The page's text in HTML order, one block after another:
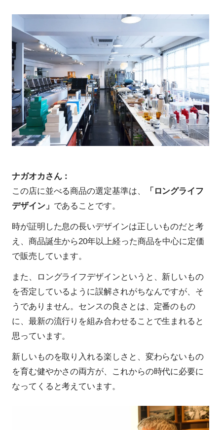
ナガオカさん：
この店に並べる商品の選定基準は、
「ロングライフ
デザイン」 であることです。
時が証明した息の長いデザインは正しいものだと考
え、商品誕生から20年以上経った商品を中心に定価
で販売しています。
また、ロングライフデザインというと、新しいもの
を否定しているように誤解されがちなんですが、そ
うでありません。センスの良さとは、定番のもの
に、最新の流行りを組み合わせることで生まれると
思っています。
新しいものを取り入れる楽しさと、変わらないもの
を育む健やかさの両方が、これからの時代に必要に
なってくる と考えています。